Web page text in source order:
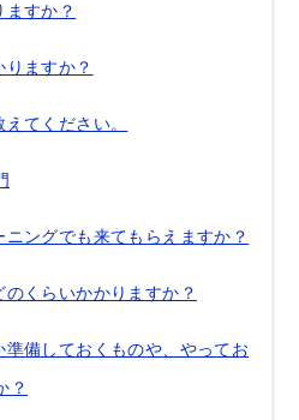
すか？
ますか？
てください。
ングでも来てもらえますか？
くらいかかりますか？
備しておくものや、やってお
？